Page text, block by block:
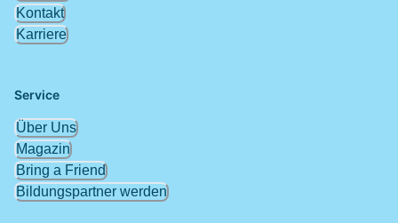
Kontakt
Karriere
Service
Über Uns
Magazin
Bring a Friend
Bildungspartner werden